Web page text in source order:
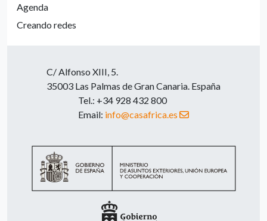
Agenda
Creando redes
C/ Alfonso XIII, 5.
35003 Las Palmas de Gran Canaria. España
Tel.: +34 928 432 800
Email: info@casafrica.es